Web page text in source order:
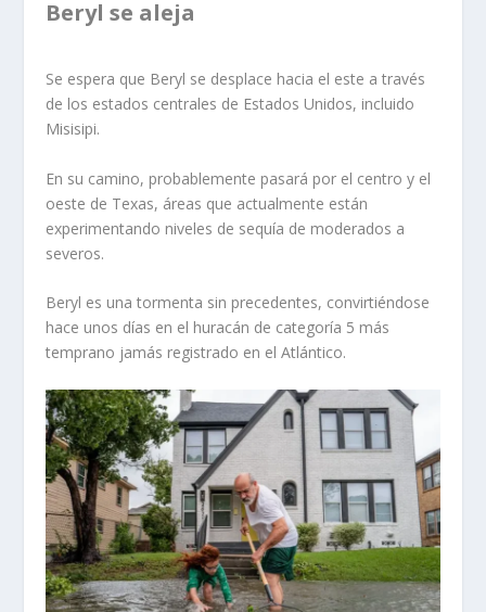
Beryl se aleja
Se espera que Beryl se desplace hacia el este a través
de los estados centrales de Estados Unidos, incluido
Misisipi.
En su camino, probablemente pasará por el centro y el
oeste de Texas, áreas que actualmente están
experimentando niveles de sequía de moderados a
severos.
Beryl es una tormenta sin precedentes, convirtiéndose
hace unos días en el huracán de categoría 5 más
temprano jamás registrado en el Atlántico.